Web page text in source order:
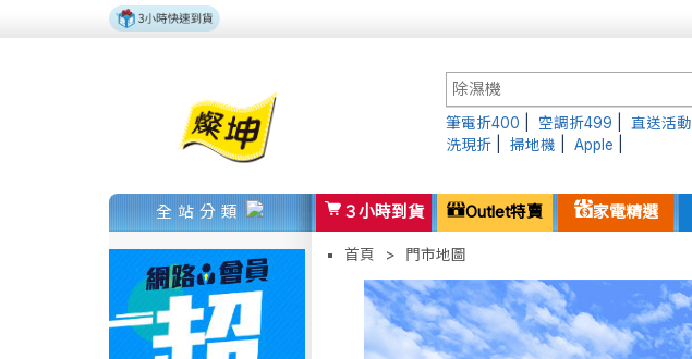
筆電折400 空調折499 直送活動
洗現折
掃地機 Apple
全站分類 ３小時到貨 Outlet特賣 家電精選
首頁 > 門市地圖